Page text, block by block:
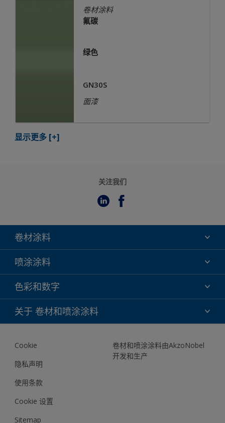
卷材涂料
氟碳
绿色
GN30S
面漆
显示更多 [+]
关注我们
卷材涂料
氟碳
环氧
聚酯
喷涂涂料
氟碳
TRINAR
TRINAR TRI-ESCENT II
色彩和数字
色彩选择
色彩库
关于 卷材和喷涂涂料
文档
联系我们
News
Cookie
隐私声明
使用条款
Cookie 设置
Sitemap
卷材和喷涂涂料由AkzoNobel
开发和生产